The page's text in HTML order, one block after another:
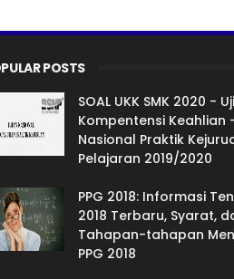
POSTS
SOAL UKK SMK 2020 - Uji
Kompentensi Keahlian
Nasional Praktik
Pelajaran 2019/2020
PPG 2018: Informasi
2018 Terbaru, Syarat,
Tahapan-tahapan
PPG 2018